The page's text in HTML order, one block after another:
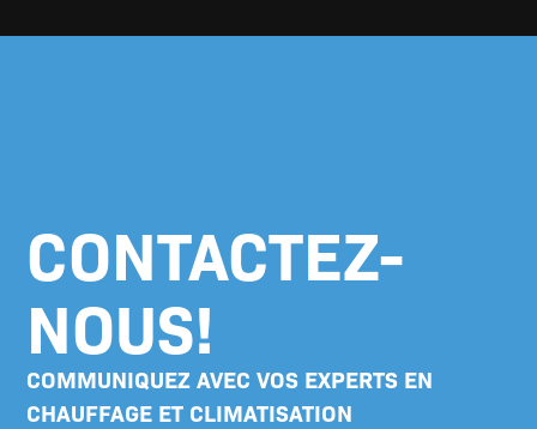
CONTACTEZ-
NOUS!
COMMUNIQUEZ AVEC VOS EXPERTS EN
CHAUFFAGE ET CLIMATISATION